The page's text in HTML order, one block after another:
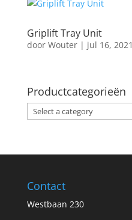
Griplift Tray Unit
door Wouter| jul 16, 2021
Productcategorieën
Contact
Westbaan 230